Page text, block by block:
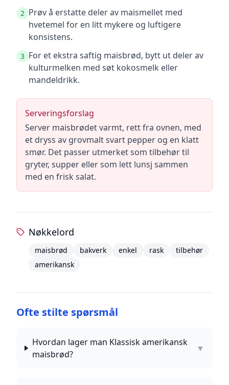
2 Prøv å erstatte deler av maismellet med
hvetemel for en litt mykere og luftigere
konsistens.
3 For et ekstra saftig maisbrød, bytt ut deler av
kulturmelken med søt kokosmelk eller
mandeldrikk.
Serveringsforslag
Server maisbrødet varmt, rett fra ovnen, med
et dryss av grovmalt svart pepper og en klatt
smør. Det passer utmerket som tilbehør til
gryter, supper eller som lett lunsj sammen
med en frisk salat.
Nøkkelord
maisbrød bakverk enkel rask
tilbehør
amerikansk
Ofte stilte spørsmål
Hvordan lager man Klassisk amerikansk
maisbrød?
▼